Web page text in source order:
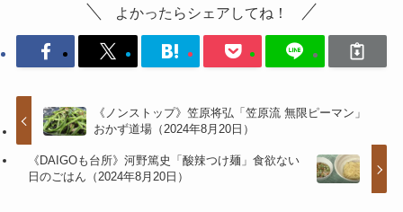
よかったらシェアしてね！
《ノンストップ》笠原将弘「笠原流 無限ピーマン」
おかず道場（2024年8月20日）
《DAIGOも台所》河野篤史「酸辣つけ麺」食欲ない
日のごはん（2024年8月20日）